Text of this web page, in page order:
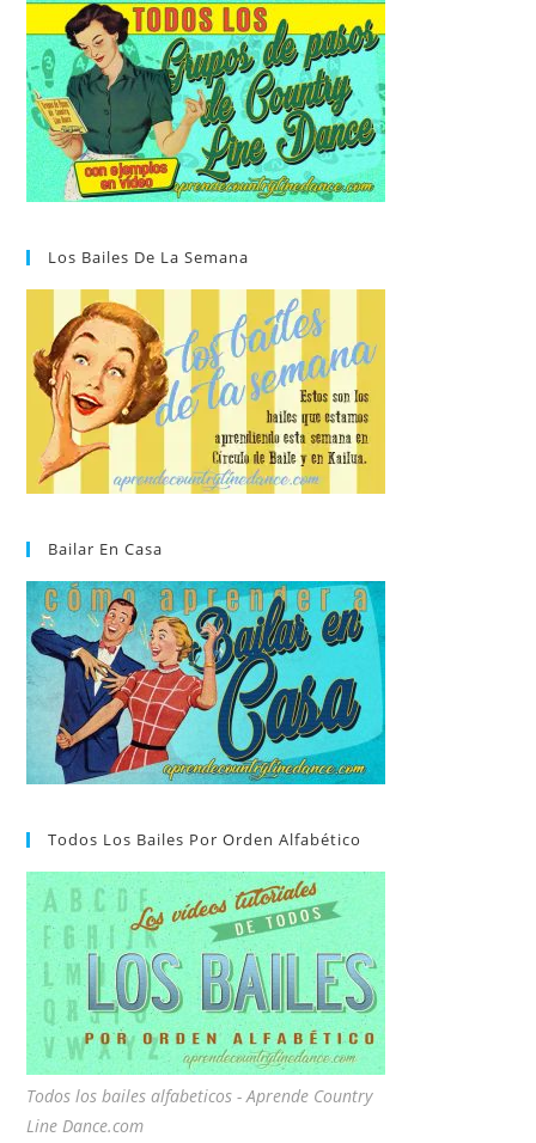
Los Bailes De La Semana
Bailar En Casa
Todos Los Bailes Por Orden Alfabético
Todos los bailes alfabeticos - Aprende Country
Line Dance.com